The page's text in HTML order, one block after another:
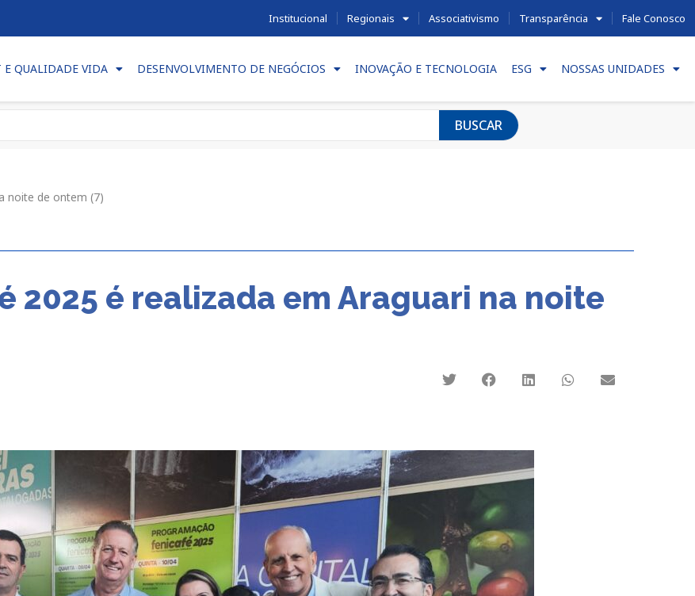
Institucional Regionais Associativismo Transparência Fale Conosco
E QUALIDADE VIDA DESENVOLVIMENTO DE NEGÓCIOS INOVAÇÃO E TECNOLOGIA ESG NOSSAS UNIDADES
BUSCAR
noite de ontem (7)
2025 é realizada em Araguari na noite